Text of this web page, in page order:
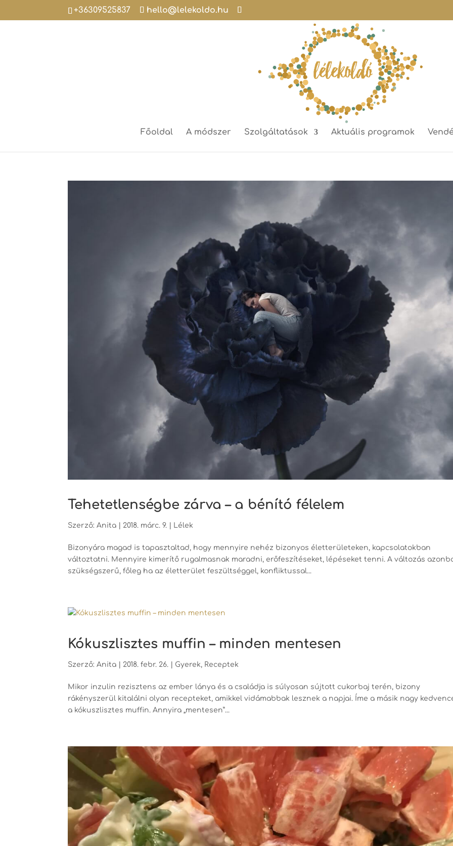
+36309525837 hello@lelekoldo.hu
Főoldal A módszer Szolgáltatások Aktuális programok
Tehetetlenségbe zárva – a bénító félelem
Szerző:Anita 2018. márc. 9. Lélek
Bizonyára magad is tapasztaltad, hogy mennyire nehéz bizonyos életterületeken, kapcsolatokban
változtatni. Mennyire kimerítő rugalmasnak maradni, erőfeszítéseket, lépéseket tenni. A változás
szükségszerű, főleg ha az életterület feszültséggel, konfliktussal...
Kókuszlisztes muffin – minden mentesen
Szerző:Anita 2018. febr. 26. Gyerek, Receptek
Mikor inzulin rezisztens az ember lánya és a családja is súlyosan sújtott cukorbaj terén, bizony
rákényszerül kitalálni olyan recepteket, amikkel vidámabbak lesznek a napjai. Íme a másik nagy
a kókuszlisztes muffin. Annyira „mentesen”...